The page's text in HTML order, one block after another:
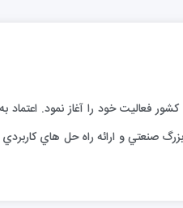
فني به صنايع كشور فعاليت خود را
و ارائه راه حل هاي كاربردي